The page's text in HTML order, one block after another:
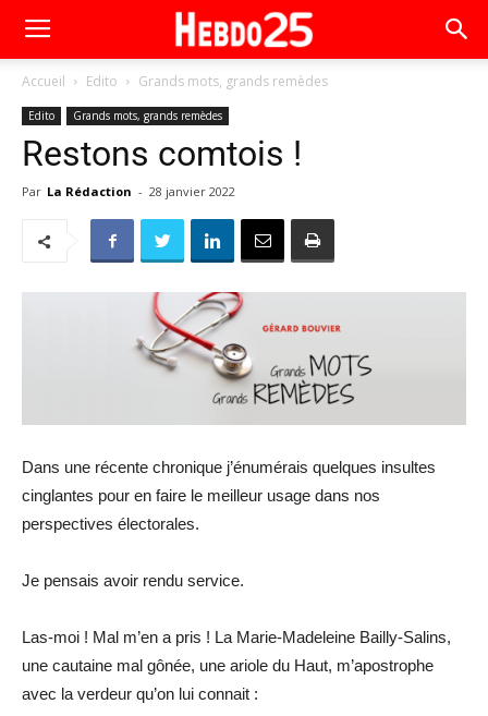
Accueil Edito Grands mots, grands remèdes
Edito Grands mots, grands remèdes
Restons comtois !
Par La Rédaction - 28 janvier 2022
Dans une récente chronique j’énumérais quelques insultes
cinglantes pour en faire le meilleur usage dans nos
perspectives électorales.
Je pensais avoir rendu service.
Las-moi ! Mal m’en a pris ! La Marie-Madeleine Bailly-Salins,
une cautaine mal gônée, une ariole du Haut, m’apostrophe
avec la verdeur qu’on lui connait :